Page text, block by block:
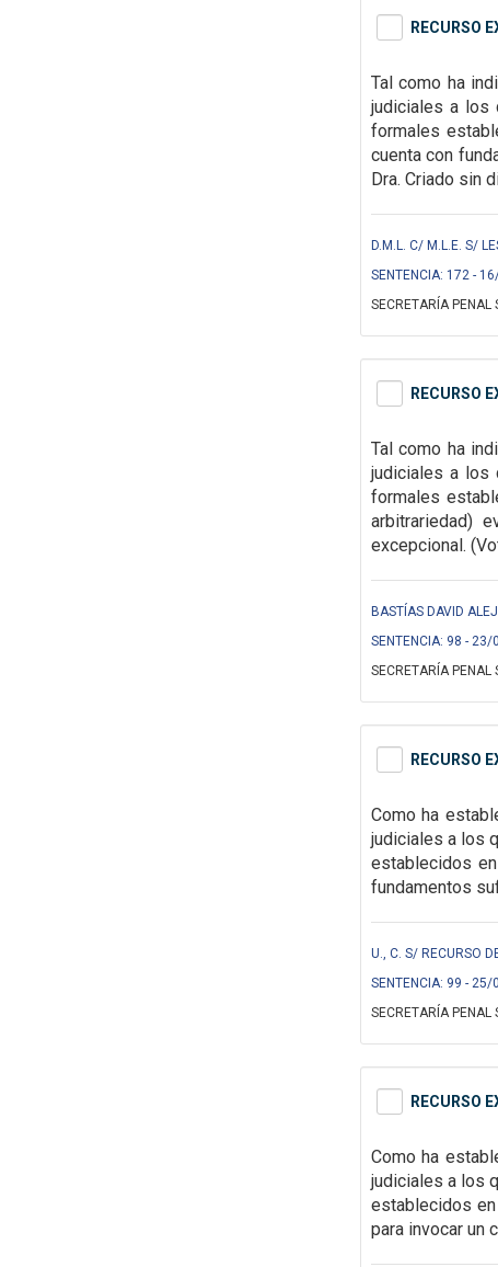
RECURSO
Tal como ha
judiciales a
formales
cuenta con
Dra. Criado sin
D.M.L. C/ M.L.E. S/
SENTENCIA: 172 -
SECRETARÍA PENAL
RECURSO
Tal como ha
judiciales a los
formales
arbitrariedad)
excepcional.
BASTÍAS DAVID
SENTENCIA: 98 -
SECRETARÍA PENAL
RECURSO
Como ha
judiciales a los
establecidos
fundamentos
U., C. S/ RECURSO
SENTENCIA: 99 -
SECRETARÍA PENAL
RECURSO
Como ha
judiciales a los
establecidos
para invocar un